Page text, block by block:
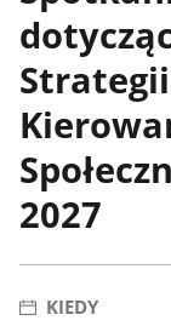
2027
KIEDY